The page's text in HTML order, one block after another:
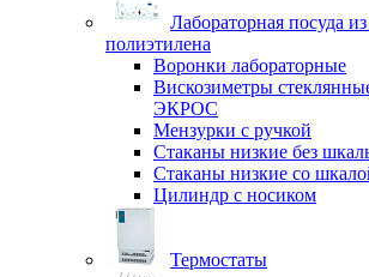
Лабораторная посуда
полиэтилена
Воронки лабораторные
Вискозиметры
ЭКРОС
Мензурки с ручкой
Стаканы низкие без
Стаканы низкие со
Цилиндр с носиком
Термостаты